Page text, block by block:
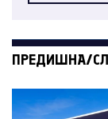
ПРЕДИШНА/